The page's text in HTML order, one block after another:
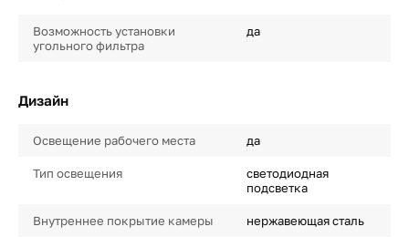
Возможность установки
угольного фильтра
да
Дизайн
Освещение рабочего места да
Тип освещения
светодиодная
подсветка
Внутреннее покрытие камеры нержавеющая сталь